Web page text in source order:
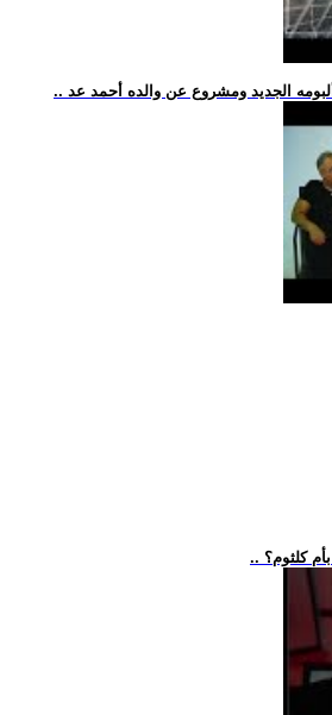
الجديد ومشروع عن والده أحمد عد
كلثوم؟